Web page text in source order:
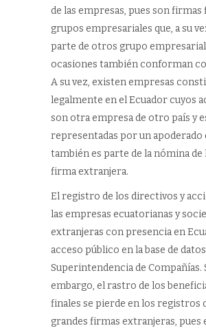
de las empresas, pues son firmas
grupos empresariales que, a su
parte de otros grupo
ocasiones también conforman
A su vez, existen empresas
legalmente en el Ecuador cuyos
son otra empresa de otro país y
representadas por un apoderado
también es parte de la nómina de
firma extranjera.
El registro de los directivos y
las empresas ecuatorianas y
extranjeras con presencia en
acceso público en la base de
Superintendencia de Compañías.
embargo, el rastro de los
finales se pierde en los registros
grandes firmas extranjeras, pues